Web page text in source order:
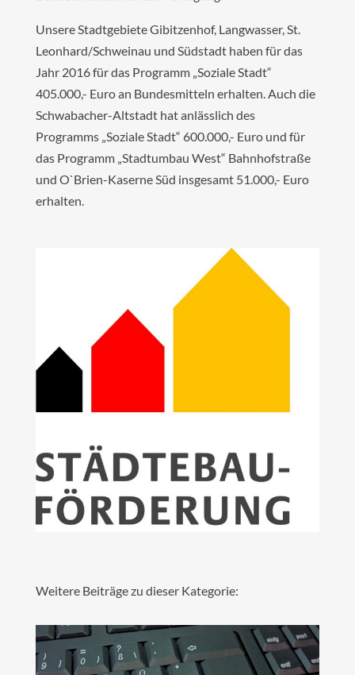
Unsere Stadtgebiete Gibitzenhof, Langwasser, St.
Leonhard/Schweinau und Südstadt haben für das
Jahr 2016 für das Programm „Soziale Stadt“
405.000,- Euro an Bundesmitteln erhalten. Auch die
Schwabacher-Altstadt hat anlässlich des
Programms „Soziale Stadt“ 600.000,- Euro und für
das Programm „Stadtumbau West“ Bahnhofstraße
und O`Brien-Kaserne Süd insgesamt 51.000,- Euro
erhalten.
Weitere Beiträge zu dieser Kategorie: